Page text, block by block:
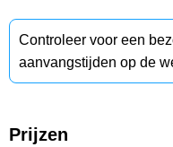
Controleer voor een
aanvangstijden op de
Prijzen